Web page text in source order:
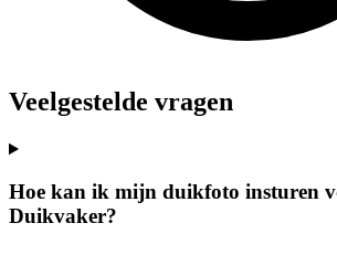
Veelgestelde vragen
Hoe kan ik mijn duikfoto insturen
Duikvaker?